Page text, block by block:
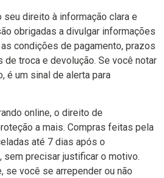
seu direito à informação clara e
obrigadas a divulgar informações
condições de pagamento, prazos
troca e devolução. Se você notar
é um sinal de alerta para
online, o direito de
a mais. Compras feitas pela
até 7 dias após o
sem precisar justificar o motivo.
se você se arrepender ou não